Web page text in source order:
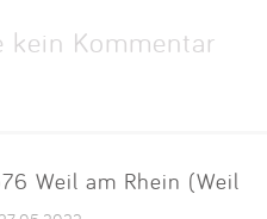
kein Kommentar
Weil am Rhein (Weil